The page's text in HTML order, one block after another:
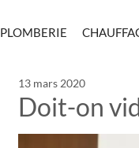
PLOMBERIE
Doit-on
13 mars 2020